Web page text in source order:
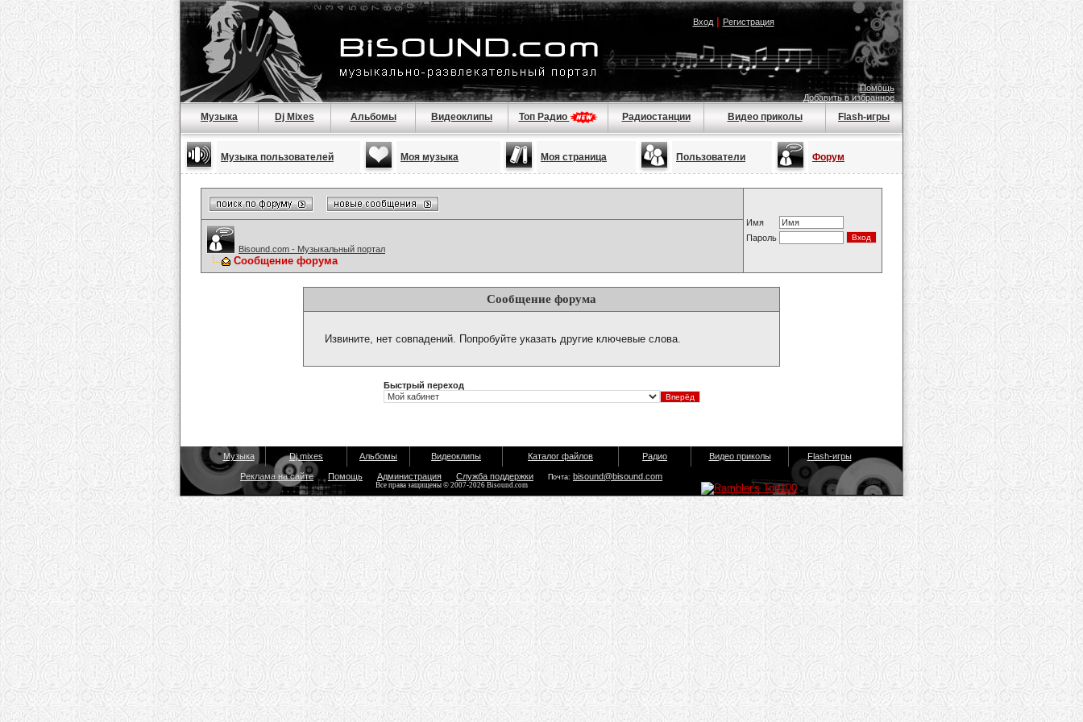
Вход| Регистрация
Помощь
Добавить в избранное
Музыка Dj Mixes Альбомы Видеоклипы Топ Радио Радиостанции Видео приколы Flash-игры
Музыка пользователей Моя музыка Моя страница Пользователи Форум
Имя
Пароль
Bisound.com - Музыкальный портал
Сообщение форума
Сообщение форума
Извините, нет совпадений. Попробуйте указать другие ключевые слова.
Быстрый переход
Музыка Dj mixes Альбомы Видеоклипы Каталог файлов Радио Видео приколы Flash-игры
Реклама на сайте Помощь Администрация Служба поддержки Почта: bisound@bisound.com
Все права защищены © 2007-2026 Bisound.com